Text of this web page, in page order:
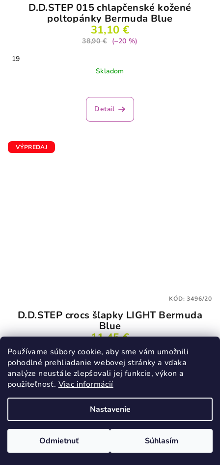
Používame súbory cookie, aby sme vám umožnili
pohodlné prehliadanie webovej stránky a vďaka
analýze neustále zlepšovali jej funkcie, výkon a
použiteľnosť. Viac informácií
Nastavenie
Odmietnuť Súhlasím
D.D.STEP 015 chlapčenské kožené
poltopánky Bermuda Blue
31,10 €
38,90 €
(–20 %)
19
Skladom
Detail
VÝPREDAJ
D.D.STEP crocs šľapky LIGHT Bermuda
Blue
11,45 €
22,90 € (–50 %)
20
Skladom
KÓD:3496/20
VÝPREDAJ